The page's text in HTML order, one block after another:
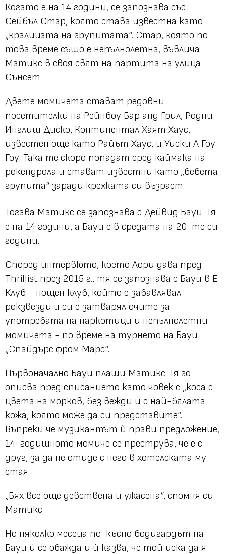
Когато е на 14 години, се запознава със
Сейбъл Стар, която става известна като
„кралицата на групитата“. Стар, която по
това време също е непълнолетна, въвлича
Матикс в своя свят на партита на улица
Сънсет.
Двете момичета стават редовни
посетителки на Рейнбоу Бар анд Грил, Родни
Инглиш Диско, Континентал Хаят Хаус,
известен още като Райът Хаус, и Уиски А Гоу
Гоу. Така те скоро попадат сред каймака на
рокендрола и стават известни като „бебета
групита“ заради крехката си възраст.
Тогава Матикс се запознава с Дейвид Бауи. Тя
е на 14 години, а Бауи е в средата на 20-те си
години.
Според интервюто, което Лори дава пред
Thrillist през 2015 г., тя се запознава с Бауи в Е
Клуб - нощен клуб, който е забавлявал
рокзвезди и си е затварял очите за
употребата на наркотици и непълнолетни
момичета - по време на турнето на Бауи
„Спайдърс фром Марс“.
Първоначално Бауи плаши Матикс. Тя го
описва пред списанието като човек с „коса с
цвета на морков, без вежди и с най-бялата
кожа, която може да си представите“.
Въпреки че музикантът ѝ прави предложение,
14-годишното момиче се преструва, че е с
друг, за да не отиде с него в хотелската му
стая.
„Бях все още девствена и ужасена“, спомня си
Матикс.
Но няколко месеца по-късно бодигардът на
Бауи ѝ се обажда и ѝ казва, че той иска да я